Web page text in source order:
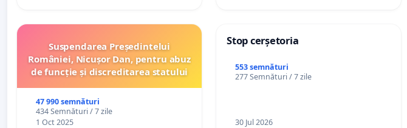
Suspendarea Președintelui
României, Nicușor Dan, pentru abuz
de funcție și discreditarea statului
47 990 semnături
434 Semnături / 7 zile
1 Oct 2025
Stop cerșetoria
553 semnături
277 Semnături / 7 zile
30 Jul 2026